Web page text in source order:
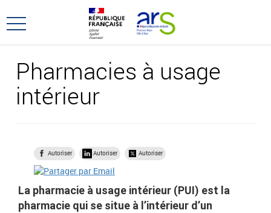
au
menu
au
contenu
Ouvrir
principal
Pharmacies à usage
intérieur
Autoriser Autoriser Autoriser
La pharmacie à usage intérieur (PUI) est la
pharmacie qui se situe à l’intérieur d’un